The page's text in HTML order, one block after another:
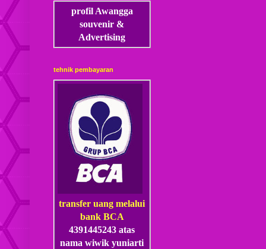
profil Awangga
souvenir &
Advertising
tehnik pembayaran
transfer uang melalui
bank BCA
4391445243 atas
nama wiwik yuniarti